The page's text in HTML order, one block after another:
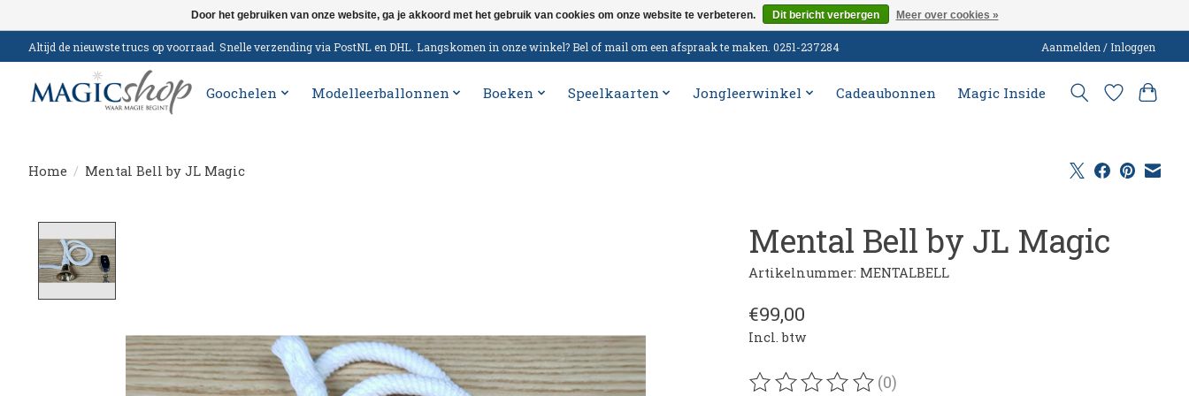
Altijd de nieuwste trucs op voorraad. Snelle verzending via PostNL en DHL. Langskomen in onze winkel? Bel of mail om een afspraak te maken. 0251-237284 Aanmelden / Inloggen
Goochelen Modelleerballonnen Boeken Speelkaarten Jongleerwinkel Cadeaubonnen Magic Inside
Home / Mental Bell by JL Magic
Mental Bell by JL Magic
Artikelnummer: MENTALBELL
€99,00
Incl. btw
(0)
Door het gebruiken van onze website, ga je akkoord met het gebruik van cookies om onze website te verbeteren. Dit bericht verbergen Meer over cookies »